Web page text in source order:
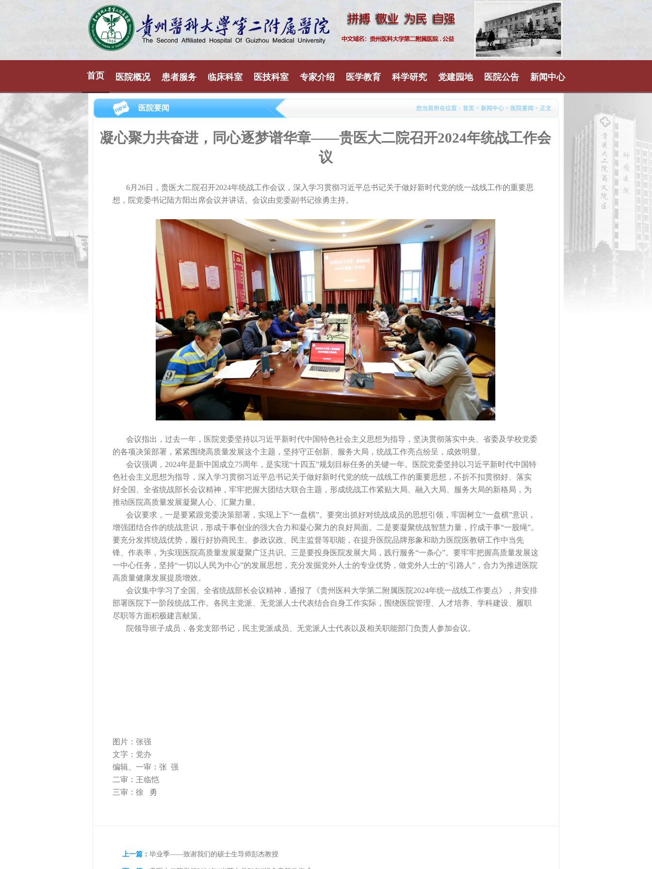
首页 医院概况 患者服务 临床科室 医技科室 专家介绍 医学教育 科学研究 党建园地 医院公告 新闻中心
医院要闻 您当前所在位置： 首页 > 新闻中心 > 医院要闻 > 正文
凝心聚力共奋进，同心逐梦谱华章——贵医大二院召开2024年统战工作会
议
6月26日，贵医大二院召开2024年统战工作会议，深入学习贯彻习近平总书记关于做好新时代党的统一战线工作的重要思
想，院党委书记陆方阳出席会议并讲话。会议由党委副书记徐勇主持。
会议指出，过去一年，医院党委坚持以习近平新时代中国特色社会主义思想为指导，坚决贯彻落实中央、省委及学校党委
的各项决策部署，紧紧围绕高质量发展这个主题，坚持守正创新、服务大局，统战工作亮点纷呈，成效明显。
会议强调，2024年是新中国成立75周年，是实现“十四五”规划目标任务的关键一年。医院党委坚持以习近平新时代中国特
色社会主义思想为指导，深入学习贯彻习近平总书记关于做好新时代党的统一战线工作的重要思想，不折不扣贯彻好、落实
好全国、全省统战部长会议精神，牢牢把握大团结大联合主题，形成统战工作紧贴大局、融入大局、服务大局的新格局，为
推动医院高质量发展凝聚人心、汇聚力量。
会议要求，一是要紧跟党委决策部署，实现上下“一盘棋”。要突出抓好对统战成员的思想引领，牢固树立“一盘棋”意识，
增强团结合作的统战意识，形成干事创业的强大合力和凝心聚力的良好局面。二是要凝聚统战智慧力量，拧成干事“一股绳”。
要充分发挥统战优势，履行好协商民主、参政议政、民主监督等职能，在提升医院品牌形象和助力医院医教研工作中当先
锋、作表率，为实现医院高质量发展凝聚广泛共识。三是要投身医院发展大局，践行服务“一条心”。要牢牢把握高质量发展这
一中心任务，坚持“一切以人民为中心”的发展思想，充分发掘党外人士的专业优势，做党外人士的“引路人”，合力为推进医院
高质量健康发展提质增效。
会议集中学习了全国、全省统战部长会议精神，通报了《贵州医科大学第二附属医院2024年统一战线工作要点》，并安排
部署医院下一阶段统战工作。各民主党派、无党派人士代表结合自身工作实际，围绕医院管理、人才培养、学科建设、履职
尽职等方面积极建言献策。
院领导班子成员，各党支部书记，民主党派成员、无党派人士代表以及相关职能部门负责人参加会议。
图片：张强
文字：党办
编辑、一审：张 强
二审：王临恺
三审：徐 勇
上一篇： 毕业季——致谢我们的硕士生导师彭杰教授